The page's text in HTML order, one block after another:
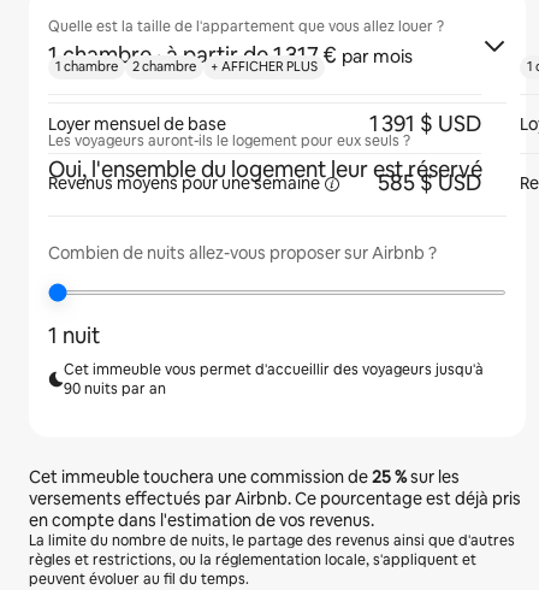
Quelle est la taille de l'appartement que vous allez louer ?
1 chambre · à partir de 1 317 € par mois
Les voyageurs auront-ils le logement pour eux seuls ?
Oui, l'ensemble du logement leur est réservé
Combien de nuits allez-vous proposer sur Airbnb ?
1 nuit
Cet immeuble vous permet d'accueillir des voyageurs jusqu'à
90 nuits par an
Cet immeuble touchera une commission de25 %sur les
versements effectués par Airbnb. Ce pourcentage est déjà pris
en compte dans l'estimation de vos revenus.
La limite du nombre de nuits, le partage des revenus ainsi que d'autres
règles et restrictions, ou la réglementation locale, s'appliquent et
peuvent évoluer au fil du temps.
1 chambre 2 chambre + AFFICHER PLUS
Loyer mensuel de base 1 391 $ USD
Revenus moyens pour unesemaine 585 $ USD
1